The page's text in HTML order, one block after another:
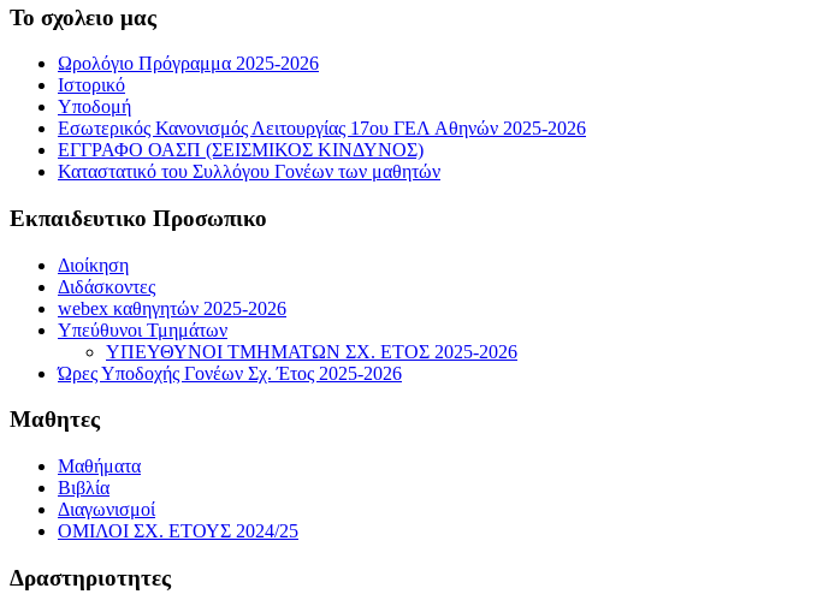
Το σχολειο μας
Ωρολόγιο Πρόγραμμα 2025-2026
Ιστορικό
Υποδομή
Εσωτερικός Κανονισμός Λειτουργίας 17ου ΓΕΛ Αθηνών 2025-2026
ΕΓΓΡΑΦΟ ΟΑΣΠ (ΣΕΙΣΜΙΚΟΣ ΚΙΝΔΥΝΟΣ)
Καταστατικό του Συλλόγου Γονέων των μαθητών
Εκπαιδευτικο Προσωπικο
Διοίκηση
Διδάσκοντες
webex καθηγητών 2025-2026
Υπεύθυνοι Τμημάτων
ΥΠΕΥΘΥΝΟΙ ΤΜΗΜΑΤΩΝ ΣΧ. ΕΤΟΣ 2025-2026
Ώρες Υποδοχής Γονέων Σχ. Έτος 2025-2026
Μαθητες
Μαθήματα
Βιβλία
Διαγωνισμοί
ΟΜΙΛΟΙ ΣΧ. ΕΤΟΥΣ 2024/25
Δραστηριοτητες